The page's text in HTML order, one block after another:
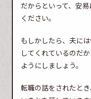
だからといって、安
ください。
もしかしたら、夫に
してくれているのだ
ようにしましょう。
転職の話をされたと